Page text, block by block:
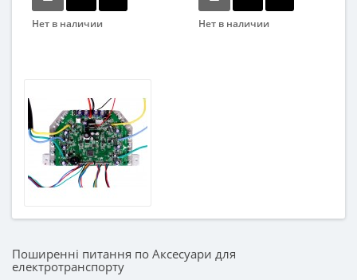
Нет в наличии Нет в наличии
Поширенні питання по Аксесуари для
електротранспорту